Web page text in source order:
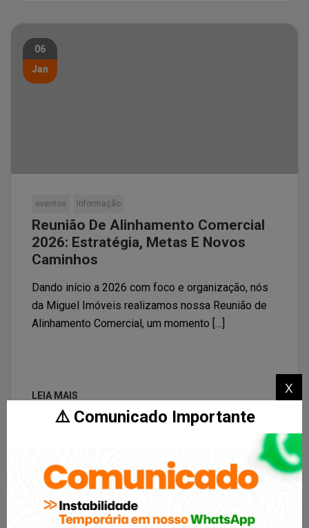
06
Jan
eventos Informação
Reunião De Alinhamento Comercial
2026: Estratégia, Metas E Novos
Caminhos
Dando início a 2026 com foco e organização, nós
da Miguel Imóveis realizamos nossa Reunião de
Alinhamento Comercial, um momento […]
LEIA MAIS
03
x
⚠️ Comunicado Importante